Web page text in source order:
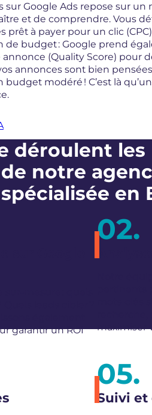
sur Google Ads repose sur un
et de comprendre. Vous
à payer pour un clic
de budget : Google prend
(Quality Score) pour
annonces sont bien
modéré ! C’est là
déroulent les
notre
en
garantir un ROI
maximiser
Suivi